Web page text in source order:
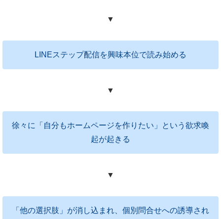
▼
LINEステップ配信を興味本位で読み始める
▼
徐々に「自分もホームページを作りたい」という欲求喚
起が起きる
▼
「他の選択肢」が消し込まれ、個別問合せへの誘導され